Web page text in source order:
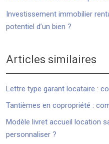
Investissement immobilier
potentiel d’un bien ?
Articles similaires
Lettre type garant locataire :
Tantièmes en copropriété :
Modèle livret accueil location
personnaliser ?